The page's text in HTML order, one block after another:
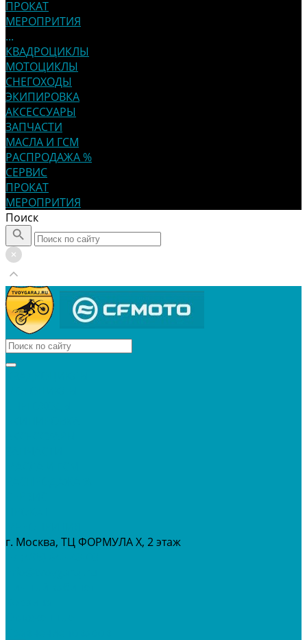
ПРОКАТ
МЕРОПРИТИЯ
...
КВАДРОЦИКЛЫ
МОТОЦИКЛЫ
СНЕГОХОДЫ
ЭКИПИРОВКА
АКСЕССУАРЫ
ЗАПЧАСТИ
МАСЛА И ГСМ
РАСПРОДАЖА %
СЕРВИС
ПРОКАТ
МЕРОПРИТИЯ
Поиск
г. Москва, ТЦ ФОРМУЛА Х, 2 этаж